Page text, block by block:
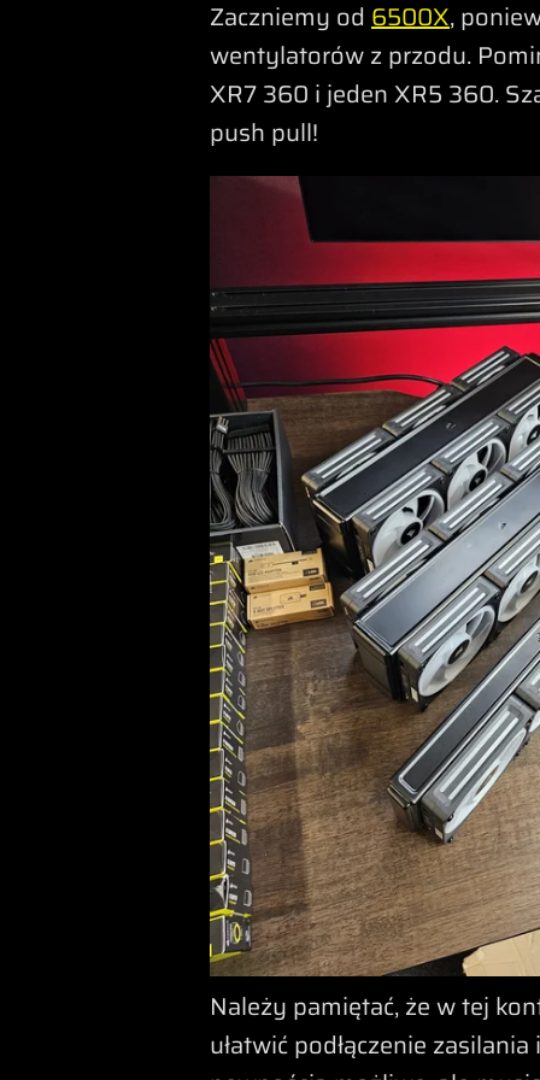
Zaczniemy od 6500X,
wentylatorów z przodu.
XR7 360 i jeden XR5 360.
push pull!
Należy pamiętać, że w tej
ułatwić podłączenie